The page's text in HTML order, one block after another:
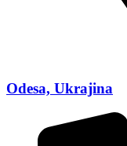
Odesa, Ukrajina